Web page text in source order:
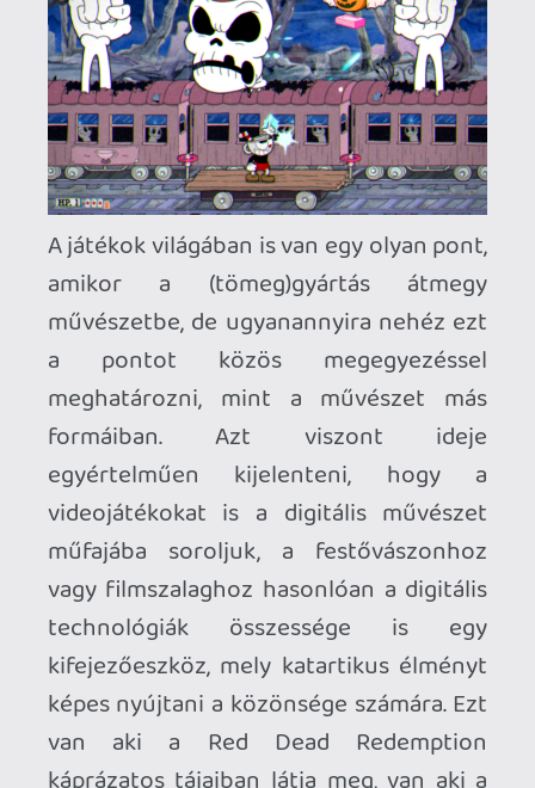
bevallani, hogy én egész életem során
szerettem és a mai napig szeretem a
számokat, már gyerekként mindig
pontosan tudtam hány képregényem
van, mely számok hiányoznak, az összes
sorozatot külön-külön is, illetve mennyi
zsebpénzt kell
összegyűjtenem/kunyerálnom és
félretennem a következő Csodálatos
Pókember megjelenéséig.
Számontartom mennyi a család
bevétele, kiadása, megtakarítása és
hitele.
Szorgosan számlálom egy ideje a
bevitt és elégetett kalóriákat, a
megtett lépéseket, a letekert
kilométereket.
Képes vagyok néha szórakozásból
mások által kifejezetten
unalmasnak tartott stitisztikákat,
grafikonokat, diagramokat
böngészni.
Nyilvántartást vezetek elég sok
mindenről, a családban már
szállóigévé vált tőlem és a párom
nem bírja röhögés nélkül mondani
a "Csinálok egy Excel-táblázatot!"